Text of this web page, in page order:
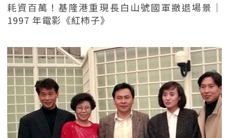
耗資百萬！基隆港重現長白山號國軍撤退場景｜
1997 年電影《紅柿子》